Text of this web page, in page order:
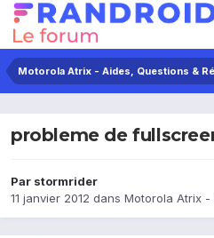
Motorola Atrix - Aides, Questions &
probleme de
Par stormrider
11 janvier 2012 dans Motorola Atrix -